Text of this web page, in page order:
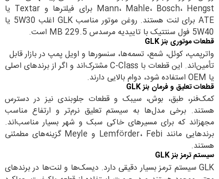
Mann، Mahle، Bosch، Hengst برای فیلترها و Textar یا
ATE برای لنت هستند. روغن موتور مناسب GLK اغلب 5W30 یا
5W40 فول سنتتیک با تاییدیه مرسدس MB 229.5 است.
قطعات موتوری بنز GLK
واترپمپ، کوئل، شمع، تسمه‌ها، سنسورها و اویل پمپ در بازار قابل
تأمین‌اند. این قطعات با C-Class مشترک‌اند و اگر از برندهای اصلی
یا OEM استفاده شود، دوام بالایی دارند.
قطعات تعلیق و فرمان بنز GLK
کمک‌فنر، طبق، بوش، سیبک و قطعات جلوبندی نیز در دسترس
هستند. برخی مدل‌ها به سیستم تعلیق نرم‌تر و ارتفاع مناسب
مجهز‌اند که برای مسیرهای خاکی سبک و شهر بسیار مناسب‌اند.
برندهایی مانند Lemförder، Febi و Meyle گزینه‌های مطمئنی
هستند.
سیستم ترمز بنز GLK
GLK سیستم ترمز بسیار دقیقی دارد. دیسک‌ها و لنت‌ها در برندهای